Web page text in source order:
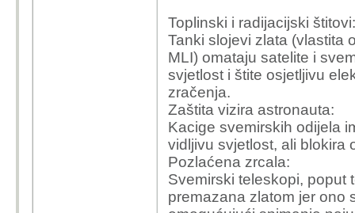
Toplinski i radijacijski štitovi:
Tanki slojevi zlata (vlastita
MLI) omataju satelite i
svjetlost i štite osjetljivu
zračenja.
Zaštita vizira astronauta:
Kacige svemirskih odijela
vidljivu svjetlost, ali blokira
Pozlaćena zrcala:
Svemirski teleskopi, poput
premazana zlatom jer ono